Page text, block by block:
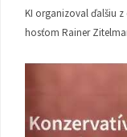
KI organizoval ďalšiu z
hosťom Rainer